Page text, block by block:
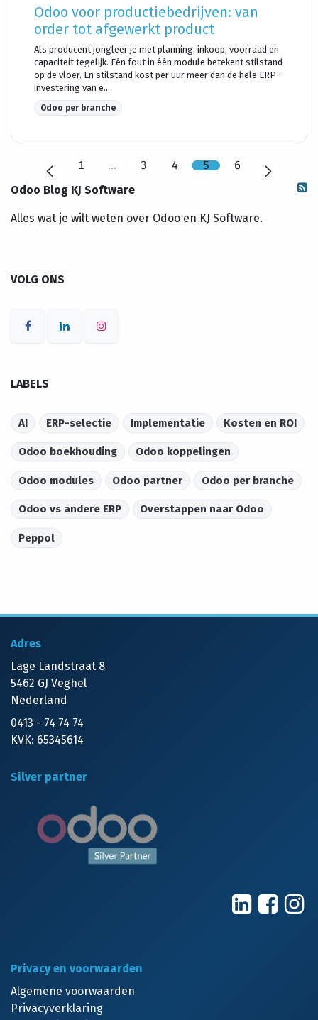
Odoo voor productiebedrijven: van
order tot afgewerkt product
Als producent jongleer je met planning, inkoop, voorraad en
capaciteit tegelijk. Eén fout in één module betekent stilstand
op de vloer. En stilstand kost per uur meer dan de hele ERP-
investering van e...
Odoo per branche
1 … 3 4 5
6
Odoo Blog KJ Software
Alles wat je wilt weten over Odoo en KJ Software.
VOLG ONS
LABELS
AI ERP-selectie Implementatie Kosten en ROI
Odoo boekhouding Odoo koppelingen
Odoo modules Odoo partner Odoo per branche
Odoo vs andere ERP Overstappen naar Odoo
Peppol
Adres
Lage Landstraat 8
5462 GJ Veghel
Nederland
0413 - 74 74 74
KVK: 65345614
Silver partner
Privacy en voorwaarden
Algemene voorwaarden
Privacyverklaring